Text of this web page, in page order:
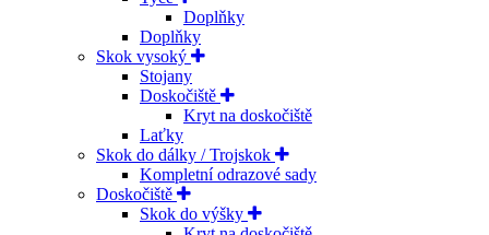
Doplňky
Doplňky
Skok vysoký
Stojany
Doskočiště
Kryt na doskočiště
Laťky
Skok do dálky / Trojskok
Kompletní odrazové sady
Doskočiště
Skok do výšky